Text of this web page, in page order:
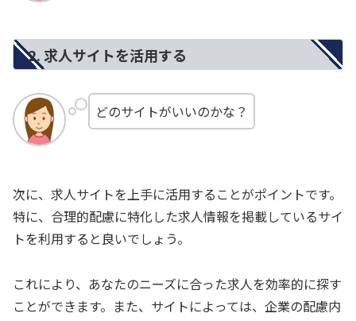
2. 求人サイトを活用する
どのサイトがいいのかな？
次に、求人サイトを上手に活用することがポイントです。
特に、合理的配慮に特化した求人情報を掲載しているサイ
トを利用すると良いでしょう。
これにより、あなたのニーズに合った求人を効率的に探す
ことができます。また、サイトによっては、企業の配慮内